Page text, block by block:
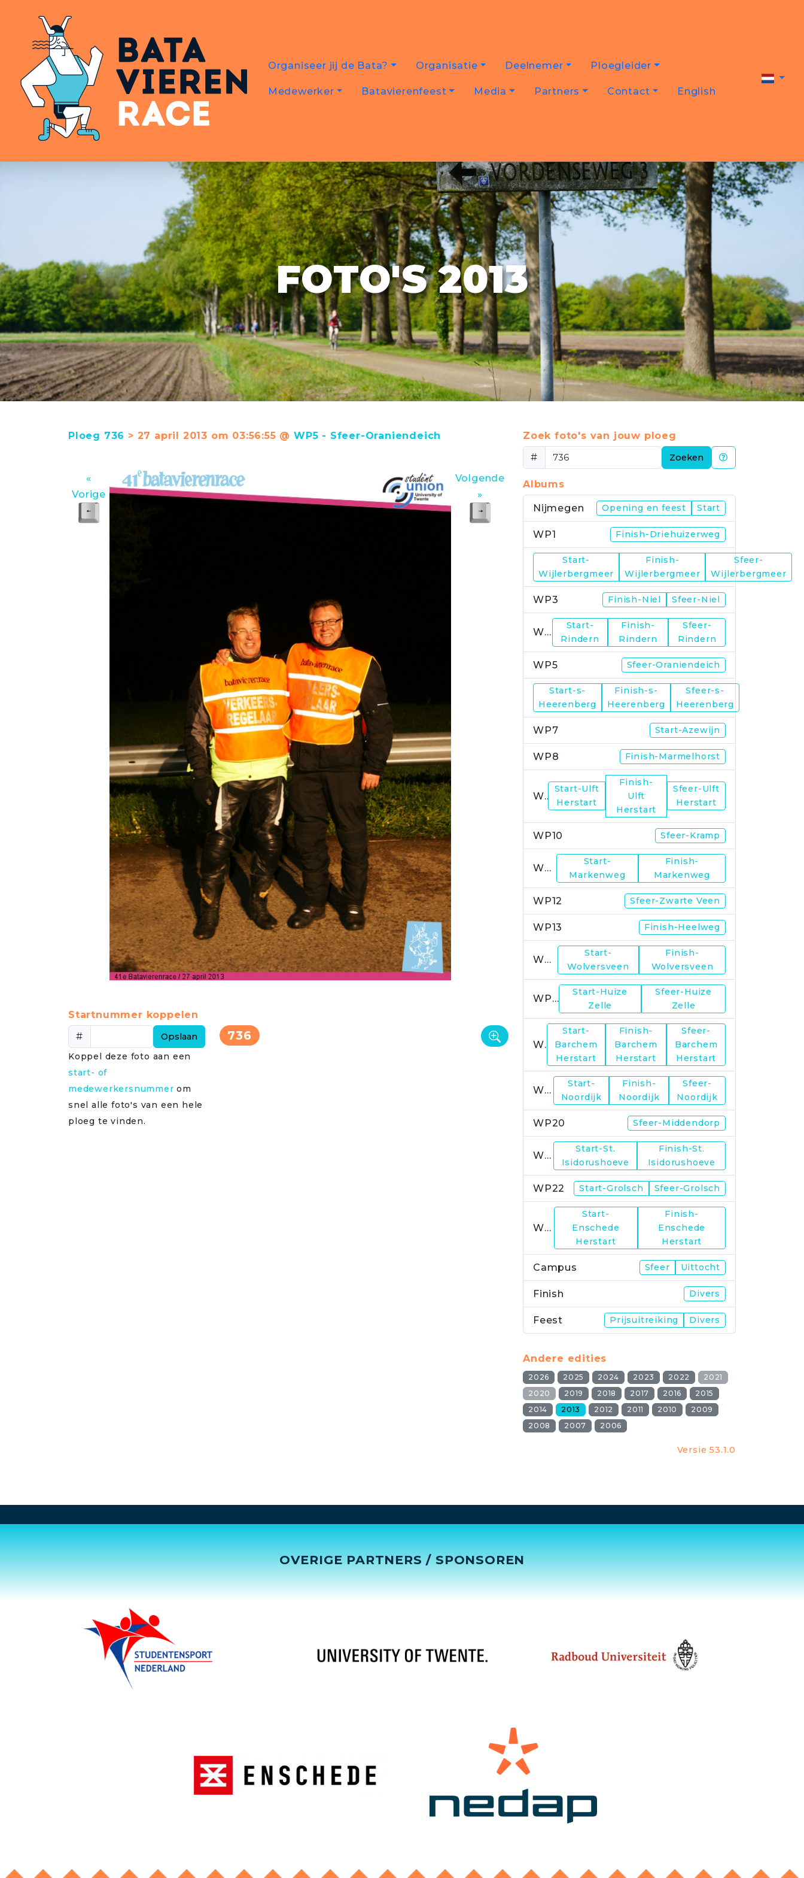
Organiseer jij de Bata? Organisatie Deelnemer Ploegleider
Medewerker Batavierenfeest Media Partners Contact English
FOTO'S 2013
Ploeg 736 > 27 april 2013 om 03:56:55 @WP5 - Sfeer-Oraniendeich
«
Vorige
Volgende
»
Startnummer koppelen
#
Opslaan
Koppel deze foto aan een
start- of
medewerkersnummer om
snel alle foto's van een hele
ploeg te vinden.
736
Zoek foto's van jouw ploeg
#
Zoeken
Albums
Nijmegen Opening en feest Start
WP1 Finish-Driehuizerweg
Start-
Wijlerbergmeer
Finish-
Wijlerbergmeer
Sfeer-
Wijlerbergmeer
WP3 Finish-Niel Sfeer-Niel
WP4
Start-
Rindern
Finish-
Rindern
Sfeer-
Rindern
WP5 Sfeer-Oraniendeich
Start-s-
Heerenberg
Finish-s-
Heerenberg
Sfeer-s-
Heerenberg
WP7 Start-Azewijn
WP8 Finish-Marmelhorst
WP9
Start-Ulft
Herstart
Finish-
Ulft
Herstart
Sfeer-Ulft
Herstart
WP10 Sfeer-Kramp
WP11
Start-
Markenweg
Finish-
Markenweg
WP12 Sfeer-Zwarte Veen
WP13 Finish-Heelweg
WP14
Start-
Wolversveen
Finish-
Wolversveen
WP15
Start-Huize
Zelle
Sfeer-Huize
Zelle
WP17
Start-
Barchem
Herstart
Finish-
Barchem
Herstart
Sfeer-
Barchem
Herstart
WP19
Start-
Noordijk
Finish-
Noordijk
Sfeer-
Noordijk
WP20 Sfeer-Middendorp
WP21
Start-St.
Isidorushoeve
Finish-St.
Isidorushoeve
WP22 Start-Grolsch Sfeer-Grolsch
WP23
Start-
Enschede
Herstart
Finish-
Enschede
Herstart
Campus Sfeer Uittocht
Finish Divers
Feest Prijsuitreiking Divers
Andere edities
2026 2025 2024 2023 2022
2021
2020
2019 2018 2017 2016
2015
2014
2013 2012 2011 2010
2009
2008
2007 2006
Versie 53.1.0
OVERIGE PARTNERS / SPONSOREN